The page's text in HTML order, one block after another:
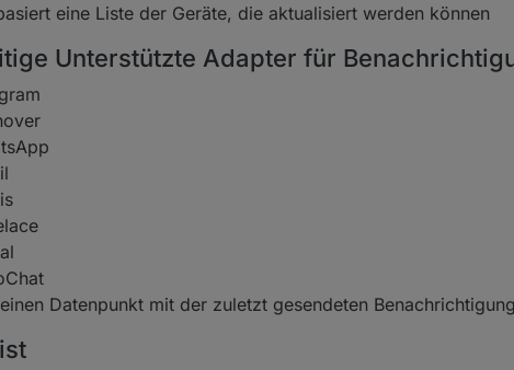
eine Liste der Geräte, die aktualisiert werden können
Unterstützte Adapter für
Datenpunkt mit der zuletzt gesendeten